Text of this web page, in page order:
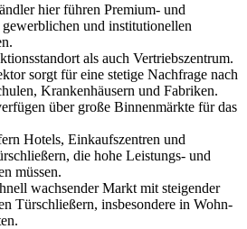
hier führen Premium- und
und institutionellen
als auch Vertriebszentrum.
sorgt für eine stetige Nachfrage nach
Krankenhäusern und Fabriken.
über große Binnenmärkte für das
Hotels, Einkaufszentren und
die hohe Leistungs- und
müssen.
wachsender Markt mit steigender
Türschließern, insbesondere in Wohn-